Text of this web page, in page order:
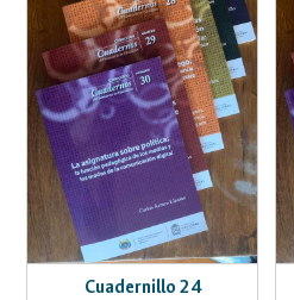
Cuadernillo 24